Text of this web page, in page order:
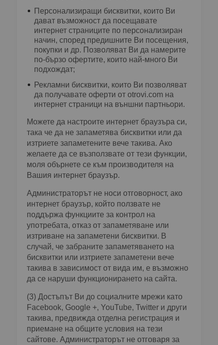
Персонализиращи бисквитки, които Ви
дават възможност да посещавате
интернет страниците по персонализиран
начин, според предишните Ви посещения,
покупки и др. Позволяват Ви да намерите
по-бързо офертите, които най-много Ви
подхождат;
Рекламни бисквитки, които Ви позволяват
да получавате оферти от otrovi.com на
интернет страници на външни партньори.
Можете да настроите интернет браузъра си,
така че да не запаметява бисквитки или да
изтриете запаметените вече такива. Ако
желаете да се възползвате от тези функции,
моля обърнете се към производителя на
Вашия интернет браузър.
Администраторът не носи отговорност, ако
интернет браузър, който ползвате не
поддържа функциите за контрол на
употребата, отказ от запаметяване или
изтриване на запаметени бисквитки. В
случай, че забраните запаметяването на
бисквитки или изтриете запаметени вече
такива в зависимост от вида им, е възможно
да се наруши функционирането на сайта.
(3) Достъпът Ви до социалните мрежи като
Facebook, Google +, YouTube, Twitter и други
такива, предвижда отделна регистрация и
приемане на общите условия на тези
сайтове. Администраторът не отговаря за